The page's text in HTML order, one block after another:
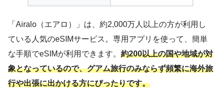
「Airalo（エアロ）」は、約2,000万人以上の方が利用し
ている人気のeSIMサービス。専用アプリを使って、簡単
な手順でeSIMが利用できます。 約200以上の国や地域が対
象となっているので、グアム旅行のみならず頻繁に海外旅
行や出張に出かける方にぴったりです。